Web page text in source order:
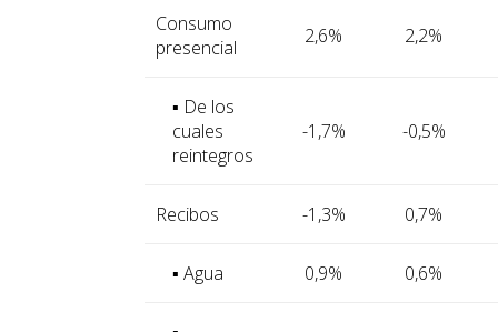
Consumo
presencial
2,6% 2,2%
▪ De los
cuales
reintegros
-1,7% -0,5%
Recibos -1,3% 0,7%
▪ Agua 0,9% 0,6%